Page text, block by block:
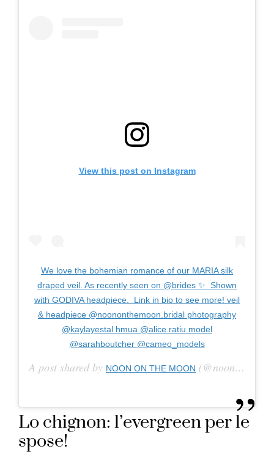
View this post on Instagram
We love the bohemian romance of our MARIA silk
draped veil. As recently seen on @brides ✨ Shown
with GODIVA headpiece. Link in bio to see more! veil
& headpiece @noononthemoon.bridal photography
@kaylayestal hmua @alice.ratiu model
@sarahboutcher @cameo_models
A post shared by NOON ON THE MOON (@noononthemoon.bridal) on
Lo chignon: l’evergreen per le
spose!